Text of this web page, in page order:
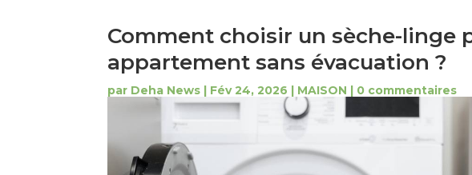
Comment choisir un sèche-linge
appartement sans évacuation ?
par Deha News Fév 24, 2026 MAISON 0 commentaires